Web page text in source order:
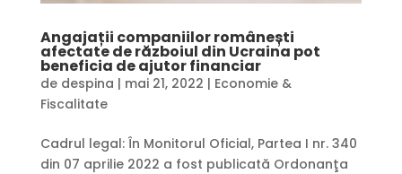
Angajații companiilor românești
afectate de războiul din Ucraina pot
beneficia de ajutor financiar
de despina | mai 21, 2022 | Economie &
Fiscalitate
Cadrul legal: În Monitorul Oficial, Partea I nr. 340
din 07 aprilie 2022 a fost publicată Ordonanţa